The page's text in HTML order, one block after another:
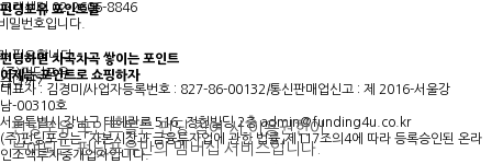
고객센터 02-2606-8846
(주)펀딩포유
대표자 : 김경미 |사업자등록번호 : 827-86-00132|통신판매업신고 : 제 2016-서울강
남-00310호
서울특별시 강남구 테헤란로 516, 정헌빌딩 2층 admin@funding4u.co.kr
(주)펀딩포유는 「자본시장과 금융투자업에 관한 법률」제117조의4에 따라 등록승인된 온라
인소액투자중개업자입니다.
필요합니다.
니까?
밀번호입니다.
펀딩포유 포인트몰
펀딩하면 차곡차곡 쌓이는 포인트
이제는포인트로 쇼핑하자
펀딩포유 포인트몰은 펀딩 참여 시 이용권한이
부여되는 펀딩포유만의 멤버십 서비스입니다.